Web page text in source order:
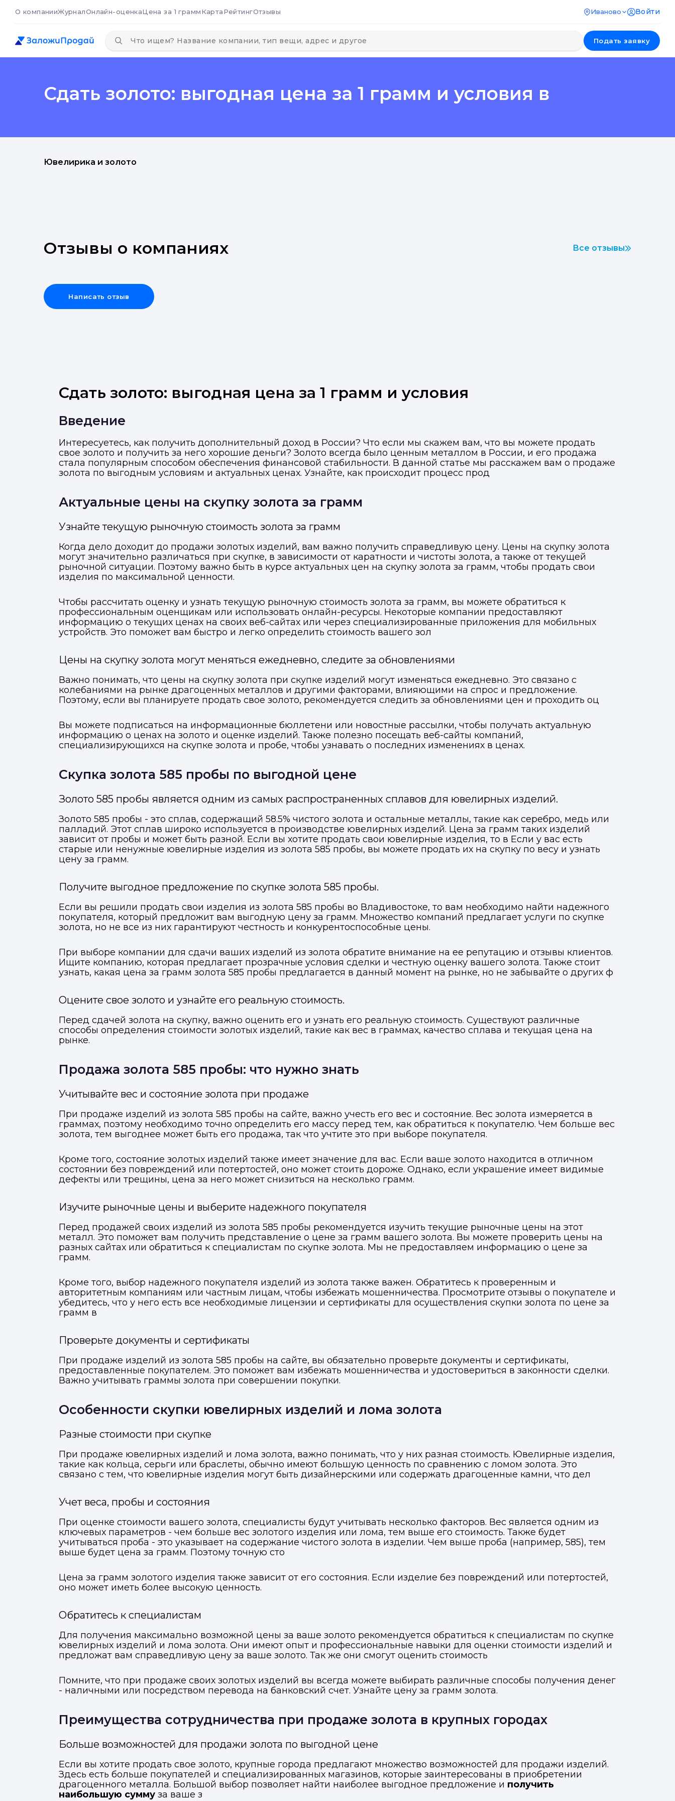
О компанииЖурналОнлайн-оценкаЦена за 1 граммКартаРейтингОтзывы Иваново Войти
Подать заявку
Войти в профиль
Телефон
Подать заявку
Telegram
или подайте через форму на сайте
Войти в ЛК и заполнить форму
Подать заявку
Telegram
или подайте через форму на сайте
Войти в ЛК и заполнить форму
Сдать золото: выгодная цена за 1 грамм и условия в
Ювелирика и золото
Отзывы о компаниях Все отзывы
Написать отзыв
Сдать золото: выгодная цена за 1 грамм и условия
Введение
Интересуетесь, как получить дополнительный доход в России? Что если мы скажем вам, что вы можете продать
свое золото и получить за него хорошие деньги? Золото всегда было ценным металлом в России, и его продажа
стала популярным способом обеспечения финансовой стабильности. В данной статье мы расскажем вам о продаже
золота по выгодным условиям и актуальных ценах. Узнайте, как происходит процесс прод
Актуальные цены на скупку золота за грамм
Узнайте текущую рыночную стоимость золота за грамм
Когда дело доходит до продажи золотых изделий, вам важно получить справедливую цену. Цены на скупку золота
могут значительно различаться при скупке, в зависимости от каратности и чистоты золота, а также от текущей
рыночной ситуации. Поэтому важно быть в курсе актуальных цен на скупку золота за грамм, чтобы продать свои
изделия по максимальной ценности.
Чтобы рассчитать оценку и узнать текущую рыночную стоимость золота за грамм, вы можете обратиться к
профессиональным оценщикам или использовать онлайн-ресурсы. Некоторые компании предоставляют
информацию о текущих ценах на своих веб-сайтах или через специализированные приложения для мобильных
устройств. Это поможет вам быстро и легко определить стоимость вашего зол
Цены на скупку золота могут меняться ежедневно, следите за обновлениями
Важно понимать, что цены на скупку золота при скупке изделий могут изменяться ежедневно. Это связано с
колебаниями на рынке драгоценных металлов и другими факторами, влияющими на спрос и предложение.
Поэтому, если вы планируете продать свое золото, рекомендуется следить за обновлениями цен и проходить оц
Вы можете подписаться на информационные бюллетени или новостные рассылки, чтобы получать актуальную
информацию о ценах на золото и оценке изделий. Также полезно посещать веб-сайты компаний,
специализирующихся на скупке золота и пробе, чтобы узнавать о последних изменениях в ценах.
Скупка золота 585 пробы по выгодной цене
Золото 585 пробы является одним из самых распространенных сплавов для ювелирных изделий.
Золото 585 пробы - это сплав, содержащий 58.5% чистого золота и остальные металлы, такие как серебро, медь или
палладий. Этот сплав широко используется в производстве ювелирных изделий. Цена за грамм таких изделий
зависит от пробы и может быть разной. Если вы хотите продать свои ювелирные изделия, то в Если у вас есть
старые или ненужные ювелирные изделия из золота 585 пробы, вы можете продать их на скупку по весу и узнать
цену за грамм.
Получите выгодное предложение по скупке золота 585 пробы.
Если вы решили продать свои изделия из золота 585 пробы во Владивостоке, то вам необходимо найти надежного
покупателя, который предложит вам выгодную цену за грамм. Множество компаний предлагает услуги по скупке
золота, но не все из них гарантируют честность и конкурентоспособные цены.
При выборе компании для сдачи ваших изделий из золота обратите внимание на ее репутацию и отзывы клиентов.
Ищите компанию, которая предлагает прозрачные условия сделки и честную оценку вашего золота. Также стоит
узнать, какая цена за грамм золота 585 пробы предлагается в данный момент на рынке, но не забывайте о других ф
Оцените свое золото и узнайте его реальную стоимость.
Перед сдачей золота на скупку, важно оценить его и узнать его реальную стоимость. Существуют различные
способы определения стоимости золотых изделий, такие как вес в граммах, качество сплава и текущая цена на
рынке.
Продажа золота 585 пробы: что нужно знать
Учитывайте вес и состояние золота при продаже
При продаже изделий из золота 585 пробы на сайте, важно учесть его вес и состояние. Вес золота измеряется в
граммах, поэтому необходимо точно определить его массу перед тем, как обратиться к покупателю. Чем больше вес
золота, тем выгоднее может быть его продажа, так что учтите это при выборе покупателя.
Кроме того, состояние золотых изделий также имеет значение для вас. Если ваше золото находится в отличном
состоянии без повреждений или потертостей, оно может стоить дороже. Однако, если украшение имеет видимые
дефекты или трещины, цена за него может снизиться на несколько грамм.
Изучите рыночные цены и выберите надежного покупателя
Перед продажей своих изделий из золота 585 пробы рекомендуется изучить текущие рыночные цены на этот
металл. Это поможет вам получить представление о цене за грамм вашего золота. Вы можете проверить цены на
разных сайтах или обратиться к специалистам по скупке золота. Мы не предоставляем информацию о цене за
грамм.
Кроме того, выбор надежного покупателя изделий из золота также важен. Обратитесь к проверенным и
авторитетным компаниям или частным лицам, чтобы избежать мошенничества. Просмотрите отзывы о покупателе и
убедитесь, что у него есть все необходимые лицензии и сертификаты для осуществления скупки золота по цене за
грамм в
Проверьте документы и сертификаты
При продаже изделий из золота 585 пробы на сайте, вы обязательно проверьте документы и сертификаты,
предоставленные покупателем. Это поможет вам избежать мошенничества и удостовериться в законности сделки.
Важно учитывать граммы золота при совершении покупки.
Особенности скупки ювелирных изделий и лома золота
Разные стоимости при скупке
При продаже ювелирных изделий и лома золота, важно понимать, что у них разная стоимость. Ювелирные изделия,
такие как кольца, серьги или браслеты, обычно имеют большую ценность по сравнению с ломом золота. Это
связано с тем, что ювелирные изделия могут быть дизайнерскими или содержать драгоценные камни, что дел
Учет веса, пробы и состояния
При оценке стоимости вашего золота, специалисты будут учитывать несколько факторов. Вес является одним из
ключевых параметров - чем больше вес золотого изделия или лома, тем выше его стоимость. Также будет
учитываться проба - это указывает на содержание чистого золота в изделии. Чем выше проба (например, 585), тем
выше будет цена за грамм. Поэтому точную сто
Цена за грамм золотого изделия также зависит от его состояния. Если изделие без повреждений или потертостей,
оно может иметь более высокую ценность.
Обратитесь к специалистам
Для получения максимально возможной цены за ваше золото рекомендуется обратиться к специалистам по скупке
ювелирных изделий и лома золота. Они имеют опыт и профессиональные навыки для оценки стоимости изделий и
предложат вам справедливую цену за ваше золото. Так же они смогут оценить стоимость
Помните, что при продаже своих золотых изделий вы всегда можете выбирать различные способы получения денег
- наличными или посредством перевода на банковский счет. Узнайте цену за грамм золота.
Преимущества сотрудничества при продаже золота в крупных городах
Больше возможностей для продажи золота по выгодной цене
Если вы хотите продать свое золото, крупные города предлагают множество возможностей для продажи изделий.
Здесь есть больше покупателей и специализированных магазинов, которые заинтересованы в приобретении
драгоценного металла. Большой выбор позволяет найти наиболее выгодное предложение и получить
наибольшую сумму за ваше з